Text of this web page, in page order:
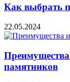
Как выбрать
22.05.2024
памятников